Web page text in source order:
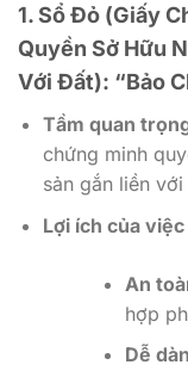
1. Sổ Đỏ (Giấy
Quyền Sở Hữu
Với Đất): “Bảo
Tầm quan
chứng minh
sản gắn liền với
Lợi ích của
An
hợp
Dễ